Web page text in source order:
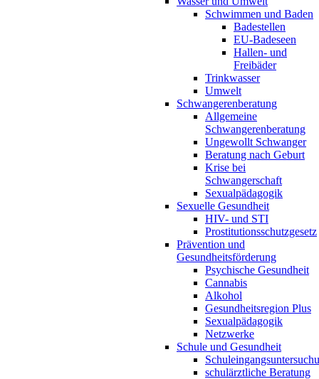
Schwimmen und Baden
Badestellen
EU-Badeseen
Hallen- und
Freibäder
Trinkwasser
Umwelt
Schwangerenberatung
Allgemeine
Schwangerenberatung
Ungewollt Schwanger
Beratung nach Geburt
Krise bei
Schwangerschaft
Sexualpädagogik
Sexuelle Gesundheit
HIV- und STI
Prostitutionsschutzgesetz
Prävention und
Gesundheitsförderung
Psychische Gesundheit
Cannabis
Alkohol
Gesundheitsregion Plus
Sexualpädagogik
Netzwerke
Schule und Gesundheit
schulärztliche Beratung